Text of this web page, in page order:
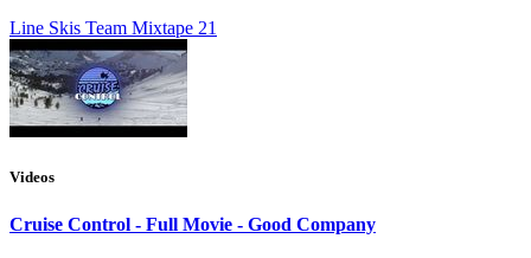
Line Skis Team Mixtape 21
Videos
Cruise Control - Full Movie - Good Company